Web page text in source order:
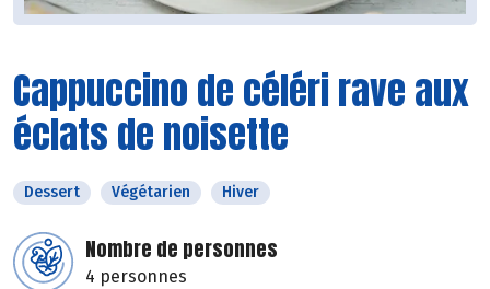
Cappuccino de céléri rave aux
éclats de noisette
Dessert Végétarien Hiver
Nombre de personnes
4 personnes